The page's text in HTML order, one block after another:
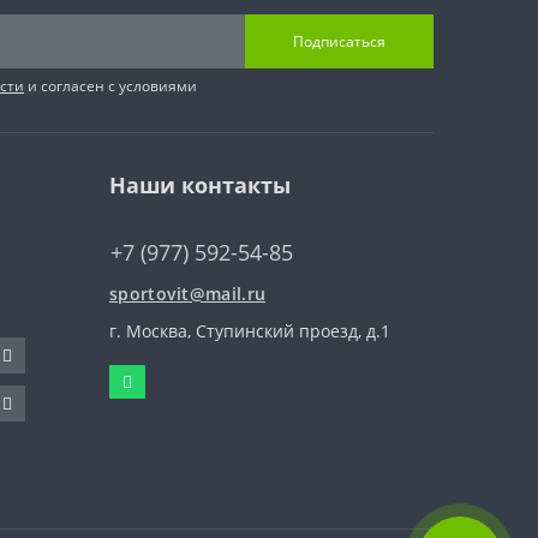
Подписаться
и согласен с условиями
Наши контакты
+7 (977) 592-54-85
sportovit@mail.ru
г. Москва, Ступинский проезд, д.1